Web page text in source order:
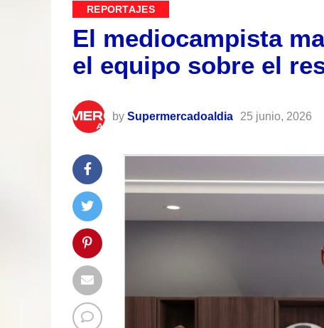
REPORTAJES
El mediocampista
el equipo sobre el
by Supermercadoaldia 25 junio, 2026